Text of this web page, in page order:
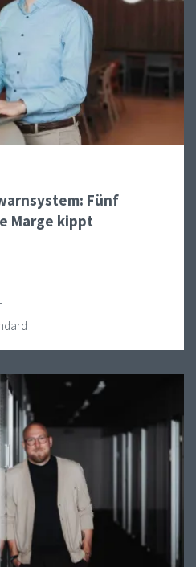
Fünf
Marge kippt